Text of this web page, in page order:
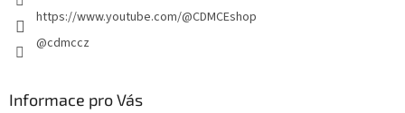
https://www.youtube.com/@CDMCEshop
@cdmccz
Informace pro Vás